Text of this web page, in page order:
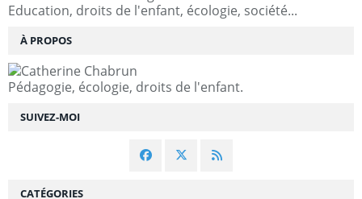
SUIVEZ-MOI
Education, droits de l'enfant, écologie, société...
À PROPOS
Pédagogie, écologie, droits de l'enfant.
CATÉGORIES